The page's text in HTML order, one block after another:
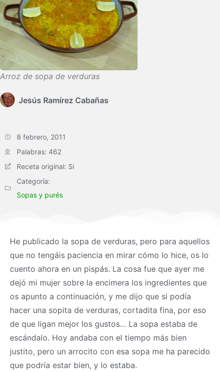
Arroz de sopa de verduras
Jesús Ramírez Cabañas
8 febrero, 2011
Palabras: 462
Receta original: Si
Categoría:
Sopas y purés
He publicado la sopa de verduras, pero para aquellos
que no tengáis paciencia en mirar cómo lo hice, os lo
cuento ahora en un pispás. La cosa fue que ayer me
dejó mi mujer sobre la encimera los ingredientes que
os apunto a continuación, y me dijo que si podía
hacer una sopita de verduras, cortadita fina, por eso
de que ligan mejor los gustos… La sopa estaba de
escándalo. Hoy andaba con el tiempo más bien
justito, pero un arrocito con esa sopa me ha parecido
que podría estar bien, y lo estaba.